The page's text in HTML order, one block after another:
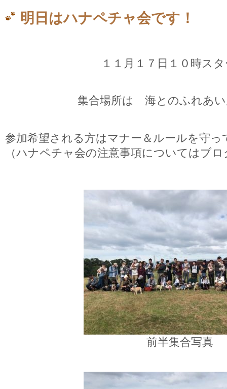
明日はハナペチャ会です！
１１月１７日１０時ス
集合場所は 海とのふれあい
参加希望される方はマナー＆ルールを守っ
（ハナペチャ会の注意事項についてはブ
前半集合写真